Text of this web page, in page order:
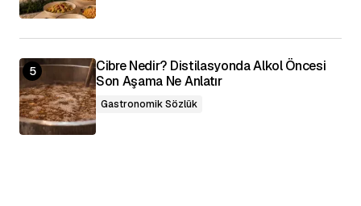
Cibre Nedir? Distilasyonda Alkol Öncesi
Son Aşama Ne Anlatır
Gastronomik Sözlük